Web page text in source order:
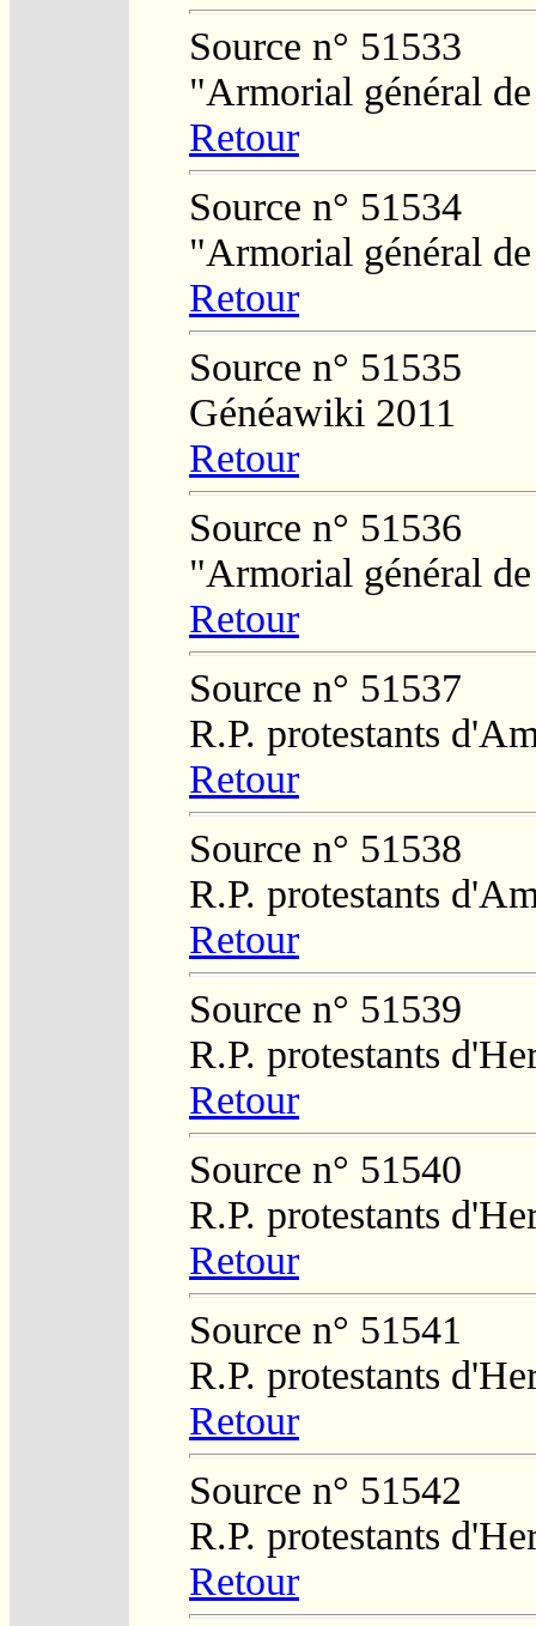
Source n° 51533
"Armorial général
Retour
Source n° 51534
"Armorial général
Retour
Source n° 51535
Généawiki 2011
Retour
Source n° 51536
"Armorial général
Retour
Source n° 51537
R.P. protestants
Retour
Source n° 51538
R.P. protestants
Retour
Source n° 51539
R.P. protestants
Retour
Source n° 51540
R.P. protestants
Retour
Source n° 51541
R.P. protestants
Retour
Source n° 51542
R.P. protestants
Retour